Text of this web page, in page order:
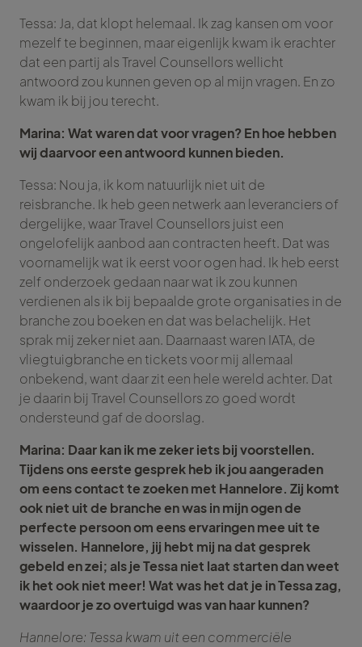
Tessa: Ja, dat klopt helemaal. Ik zag kansen om voor
mezelf te beginnen, maar eigenlijk kwam ik erachter
dat een partij als Travel Counsellors wellicht
antwoord zou kunnen geven op al mijn vragen. En zo
kwam ik bij jou terecht.
Marina: Wat waren dat voor vragen? En hoe hebben
wij daarvoor een antwoord kunnen bieden.
Tessa: Nou ja, ik kom natuurlijk niet uit de
reisbranche. Ik heb geen netwerk aan leveranciers of
dergelijke, waar Travel Counsellors juist een
ongelofelijk aanbod aan contracten heeft. Dat was
voornamelijk wat ik eerst voor ogen had. Ik heb eerst
zelf onderzoek gedaan naar wat ik zou kunnen
verdienen als ik bij bepaalde grote organisaties in de
branche zou boeken en dat was belachelijk. Het
sprak mij zeker niet aan. Daarnaast waren IATA, de
vliegtuigbranche en tickets voor mij allemaal
onbekend, want daar zit een hele wereld achter. Dat
je daarin bij Travel Counsellors zo goed wordt
ondersteund gaf de doorslag.
Marina: Daar kan ik me zeker iets bij voorstellen.
Tijdens ons eerste gesprek heb ik jou aangeraden
om eens contact te zoeken met Hannelore. Zij komt
ook niet uit de branche en was in mijn ogen de
perfecte persoon om eens ervaringen mee uit te
wisselen. Hannelore, jij hebt mij na dat gesprek
gebeld en zei; als je Tessa niet laat starten dan weet
ik het ook niet meer! Wat was het dat je in Tessa zag,
waardoor je zo overtuigd was van haar kunnen?
Hannelore: Tessa kwam uit een commerciële